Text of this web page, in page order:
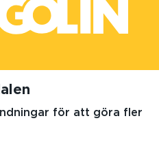
för att göra fler